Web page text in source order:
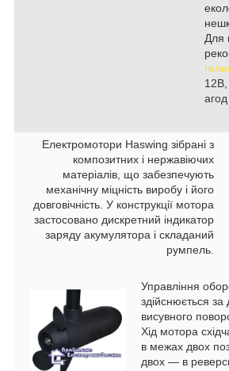
Для
12В,
агод
Електромотори Haswing зібрані з
композитних і нержавіючих
матеріалів, що забезпечують
механічну міцність виробу і його
довговічність. У конструкції мотора
застосовано дискретний індикатор
заряду акумулятора і складаний
румпель.
Управління
здійснюється
висувного
Хід мотора
в межах двох
двох ― в